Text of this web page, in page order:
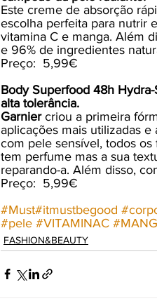
Este creme de absorção
escolha perfeita para nutrir
vitamina C e manga. Além
e 96% de ingredientes
Preço:  5,99€
Body Superfood 48h
alta tolerância.
Garnier criou a primeira
aplicações mais utilizadas
com pele sensível, todos os
tem perfume mas a sua
reparando-a. Além disso,
Preço:  5,99€
#Must#itmustbegood
#pele #VITAMINAC
FASHION&BEAUTY